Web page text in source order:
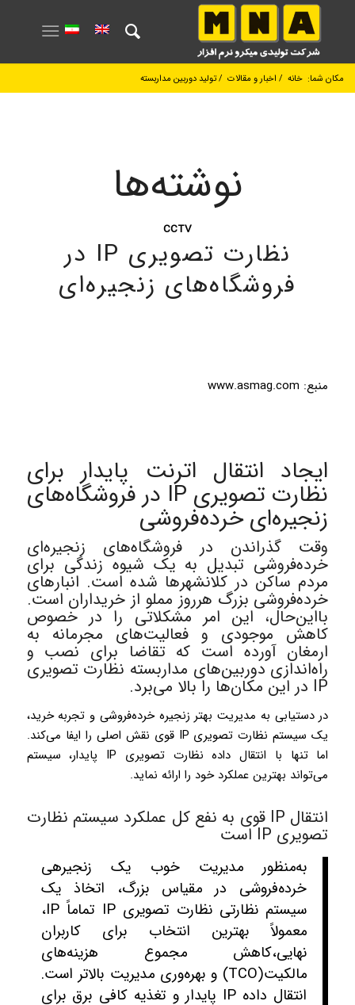
مکان شما: خانه / اخبار و مقالات /تولید دوربین مداربسته
نوشته‌ها
CCTV
نظارت تصویری IP در
فروشگاه‌های زنجیره‌ای
منبع: www.asmag.com
ایجاد انتقال اترنت پایدار برای
نظارت تصویری IP در فروشگاه‌های
زنجیره‌ای خرده‌فروشی
وقت گذراندن در فروشگاه‌های زنجیره‌ای
خرده‌فروشی تبدیل به یک شیوه زندگی برای
مردم ساکن در کلان­شهرها شده است. انبارهای
خرده‌فروشی بزرگ هرروز مملو از خریداران است.
بااین‌حال، این امر مشکلاتی را در خصوص
کاهش موجودی و فعالیت‌های مجرمانه به
ارمغان آورده است که تقاضا برای نصب و
راه‌اندازی دوربین‌های مداربسته نظارت تصویری
IP در این مکان‌ها را بالا می‌برد.
در دستیابی به مدیریت بهتر زنجیره خرده‌فروشی و تجربه خرید،
یک سیستم نظارت تصویری IP قوی نقش اصلی را ایفا می‌کند.
اما تنها با انتقال داده نظارت تصویری IP پایدار، سیستم
می‌تواند بهترین عملکرد خود را ارائه نماید.
انتقال IP قوی به نفع کل عملکرد سیستم نظارت
تصویری IP است
به‌منظور مدیریت خوب یک زنجیره­ی
خرده‌فروشی در مقیاس بزرگ، اتخاذ یک
سیستم نظارتی نظارت تصویری IP
تماماً IP،
معمولاً بهترین انتخاب برای کاربران
نهایی،‌کاهش مجموع هزینه‌های
مالکیت(TCO) و بهره‌وری مدیریت بالاتر است.
انتقال داده ­IP پایدار و تغذیه کافی برق برای